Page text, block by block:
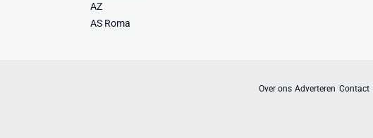
AZ
AS Roma
Over ons Adverteren Contact